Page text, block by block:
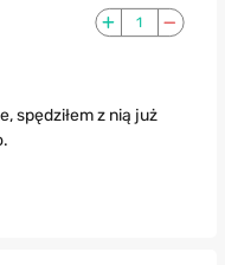
1
spędziłem z nią już